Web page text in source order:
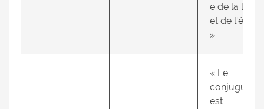
e de la
et de
»
« Le
conjugueur
est